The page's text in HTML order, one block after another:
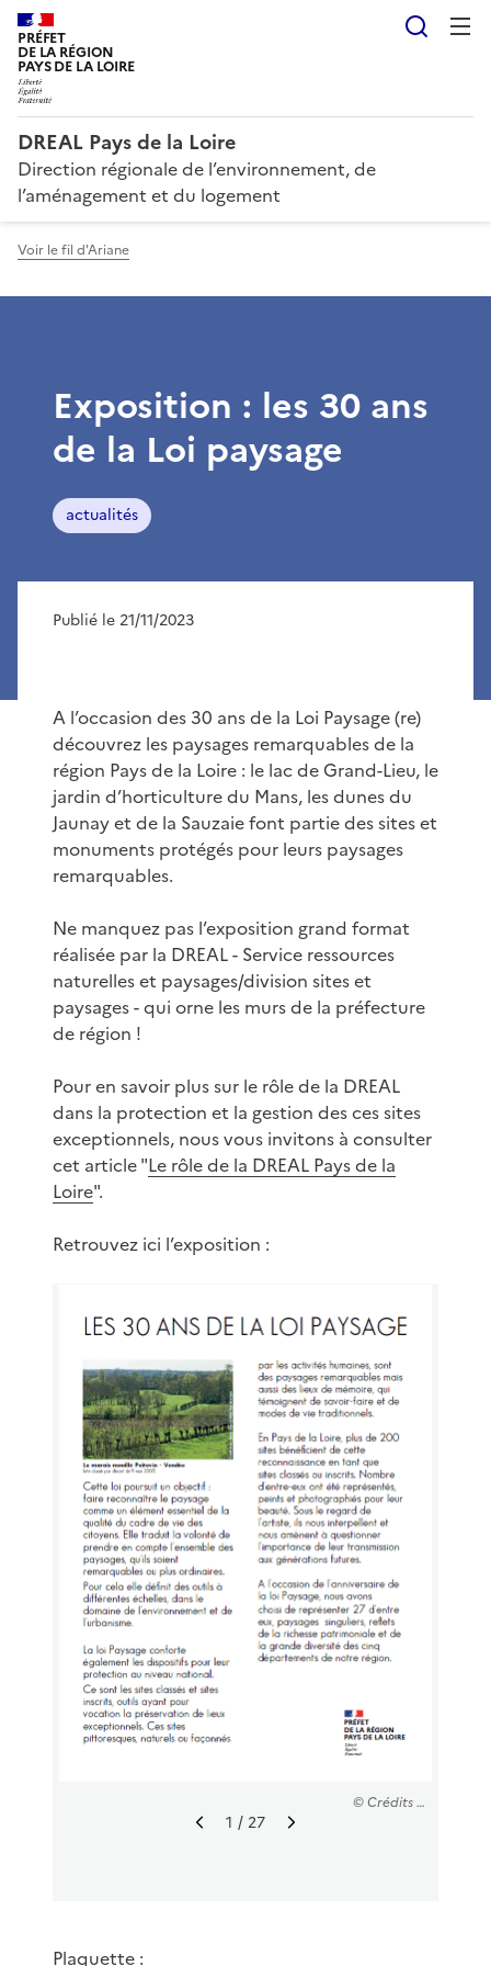
PRÉFET
DE LA RÉGION
PAYS DE LA LOIRE
DREAL Pays de la Loire
Direction régionale de l’environnement, de
l’aménagement et du logement
Voir le fil d'Ariane
Exposition : les 30 ans
de la Loi paysage
actualités
Publié le 21/11/2023
A l’occasion des 30 ans de la Loi Paysage (re)
découvrez les paysages remarquables de la
région Pays de la Loire : le lac de Grand-Lieu, le
jardin d’horticulture du Mans, les dunes du
Jaunay et de la Sauzaie font partie des sites et
monuments protégés pour leurs paysages
remarquables.
Ne manquez pas l’exposition grand format
réalisée par la DREAL - Service ressources
naturelles et paysages/division sites et
paysages - qui orne les murs de la préfecture
de région !
Pour en savoir plus sur le rôle de la DREAL
dans la protection et la gestion des ces sites
exceptionnels, nous vous invitons à consulter
cet article "Le rôle de la DREAL Pays de la
Loire".
Retrouvez ici l’exposition :
© Crédits : DREAL / Thierry DEGEN
1 / 27
Plaquette :